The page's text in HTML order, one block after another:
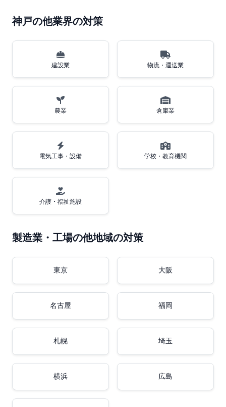
神戸の他業界の対策
建設業 物流・運送業
農業 倉庫業
電気工事・設備 学校・教育機関
介護・福祉施設
製造業・工場の他地域の対策
東京 大阪
名古屋 福岡
札幌 埼玉
横浜 広島